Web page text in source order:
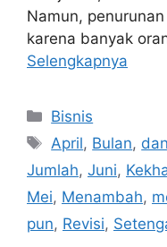
Namun,
karena banyak
Selengkapnya
Kategori
Bisnis
Tag
April, Bulan, dan
Jumlah, Juni,
Mei, Menambah,
pun, Revisi,